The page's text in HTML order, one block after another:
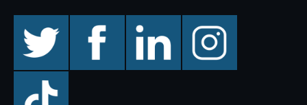
facebook linkedin instagram
TikTok